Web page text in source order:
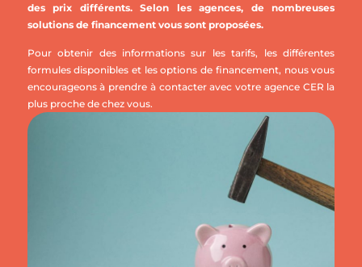
des prix différents. Selon les agences, de nombreuses
solutions de financement vous sont proposées.
Pour obtenir des informations sur les tarifs, les différentes
formules disponibles et les options de financement, nous vous
encourageons à prendre à contacter avec votre agence CER la
plus proche de chez vous.